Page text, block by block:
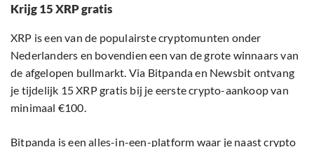
Krijg 15 XRP gratis
XRP is een van de populairste cryptomunten onder
Nederlanders en bovendien een van de grote winnaars van
de afgelopen bullmarkt. Via Bitpanda en Newsbit ontvang
je tijdelijk 15 XRP gratis bij je eerste crypto-aankoop van
minimaal €100.
Bitpanda is een alles-in-een-platform waar je naast crypto